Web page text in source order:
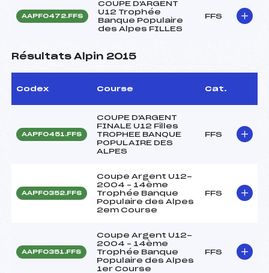
AAPF0472.FFS
COUPE D'ARGENT
U12 Trophée
Banque Populaire
des Alpes FILLES
FFS
Résultats Alpin 2015
Codex Course Cat.
AAPF0451.FFS
COUPE D'ARGENT
FINALE U12 Filles
TROPHEE BANQUE
POPULAIRE DES
ALPES
FFS
AAPF0352.FFS
Coupe Argent U12-
2004 – 14ème
Trophée Banque
Populaire des Alpes
2em Course
FFS
AAPF0351.FFS
Coupe Argent U12-
2004 – 14ème
Trophée Banque
Populaire des Alpes
1er Course
FFS